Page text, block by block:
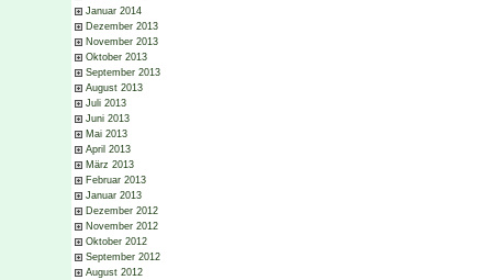
Januar 2014
Dezember 2013
November 2013
Oktober 2013
September 2013
August 2013
Juli 2013
Juni 2013
Mai 2013
April 2013
März 2013
Februar 2013
Januar 2013
Dezember 2012
November 2012
Oktober 2012
September 2012
August 2012